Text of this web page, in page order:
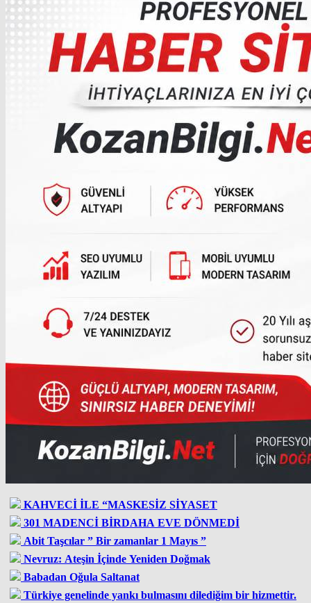
KAHVECİ İLE “MASKESİZ SİYASET
301 MADENCİ BİRDAHA EVE DÖNMEDİ
Abit Taşcılar ” Bir zamanlar 1 Mayıs ”
Nevruz: Ateşin İçinde Yeniden Doğmak
Babadan Oğula Saltanat
Türkiye genelinde yankı bulmasını dilediğim bir hizmettir.